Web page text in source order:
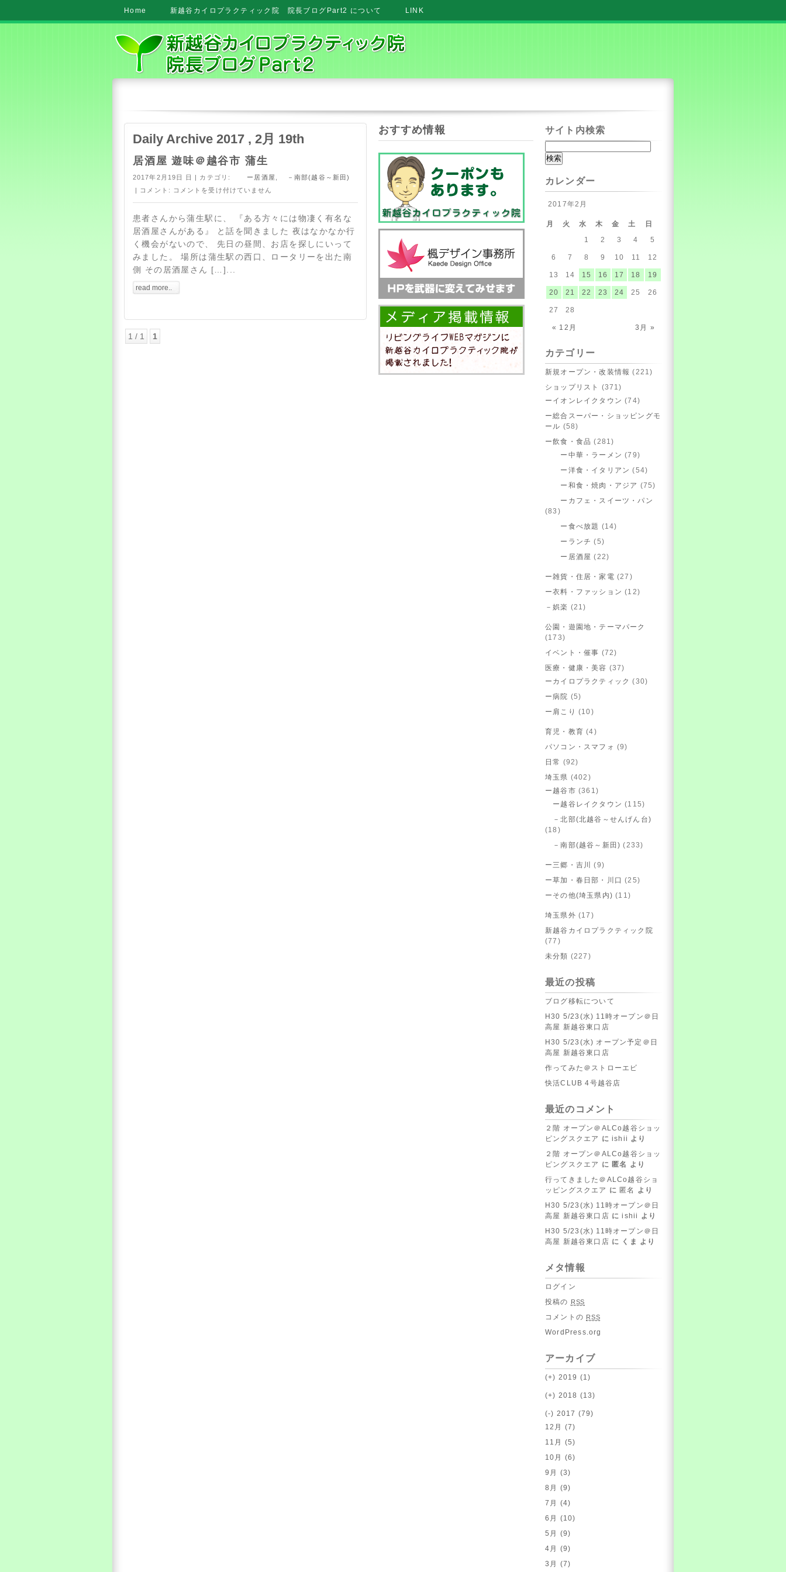
Home 新越谷カイロプラクティック院 院長ブログPart2 について LINK
Daily Archive 2017 , 2月 19th
居酒屋 遊味＠越谷市 蒲生
2017年2月19日 日 | カテゴリ: ー居酒屋
－南部(越谷～新田)
| コメント:
コメントを受け付けていません
患者さんから蒲生駅に、 『ある方々には物凄く有名な
居酒屋さんがある』 と話を聞きました 夜はなかなか行
く機会がないので、 先日の昼間、お店を探しにいって
みました。 場所は蒲生駅の西口、ロータリーを出た南
側 その居酒屋さん […]...
read more..
1 / 1 1
おすすめ情報 サイト内検索
カレンダー
2017年2月
月 火 水 木 金 土 日
« 12月 3月 »
1 2 3 4 5
6 7 8 9 10 11 12
13 14 15 16 17 18 19
20 21 22 23 24 25 26
27 28
カテゴリー
新規オープン・改装情報 (221)
ショップリスト
(371)
ーイオンレイクタウン (74)
ー総合スーパー・ショッピングモ
ール (58)
ー飲食・食品 (281)
ー中華・ラーメン (79)
ー洋食・イタリアン (54)
ー和食・焼肉・アジア (75)
ーカフェ・スイーツ・パン
(83)
ー食べ放題 (14)
ーランチ (5)
ー居酒屋 (22)
ー雑貨・住居・家電 (27)
ー衣料・ファッション (12)
－娯楽 (21)
公園・遊園地・テーマパーク
(173)
イベント・催事 (72)
医療・健康・美容 (37)
ーカイロプラクティック (30)
ー病院 (5)
ー肩こり (10)
育児・教育 (4)
パソコン・スマフォ (9)
日常 (92)
埼玉県 (402)
ー越谷市 (361)
ー越谷レイクタウン (115)
－北部(北越谷～せんげん台)
(18)
－南部(越谷～新田) (233)
ー三郷・吉川
(9)
ー草加・春日部・川口 (25)
ーその他(埼玉県内) (11)
埼玉県外 (17)
新越谷カイロプラクティック院
(77)
未分類 (227)
最近の投稿
ブログ移転について
H30 5/23(水) 11時オープン＠日
高屋 新越谷東口店
H30 5/23(水) オープン予定＠日
高屋 新越谷東口店
作ってみた＠ストローエビ
快活CLUB 4号越谷店
最近のコメント
２階 オープン＠ALCo越谷ショッ
ピングスクエア にishii より
２階 オープン＠ALCo越谷ショッ
ピングスクエア に 匿名 より
行ってきました＠ALCo越谷ショ
ッピングスクエア に 匿名
より
H30 5/23(水) 11時オープン＠日
高屋 新越谷東口店 にishii より
H30 5/23(水) 11時オープン＠日
高屋 新越谷東口店 に くま より
メタ情報
ログイン
投稿の RSS
コメントの RSS
WordPress.org
アーカイブ
(+) 2019 (1)
(+) 2018 (13)
(-) 2017 (79)
12月 (7)
11月 (5)
10月 (6)
9月 (3)
8月 (9)
7月 (4)
6月 (10)
5月 (9)
4月 (9)
3月 (7)